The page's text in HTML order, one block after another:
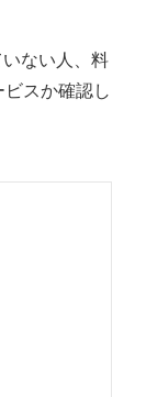
ない人、料
スか確認し